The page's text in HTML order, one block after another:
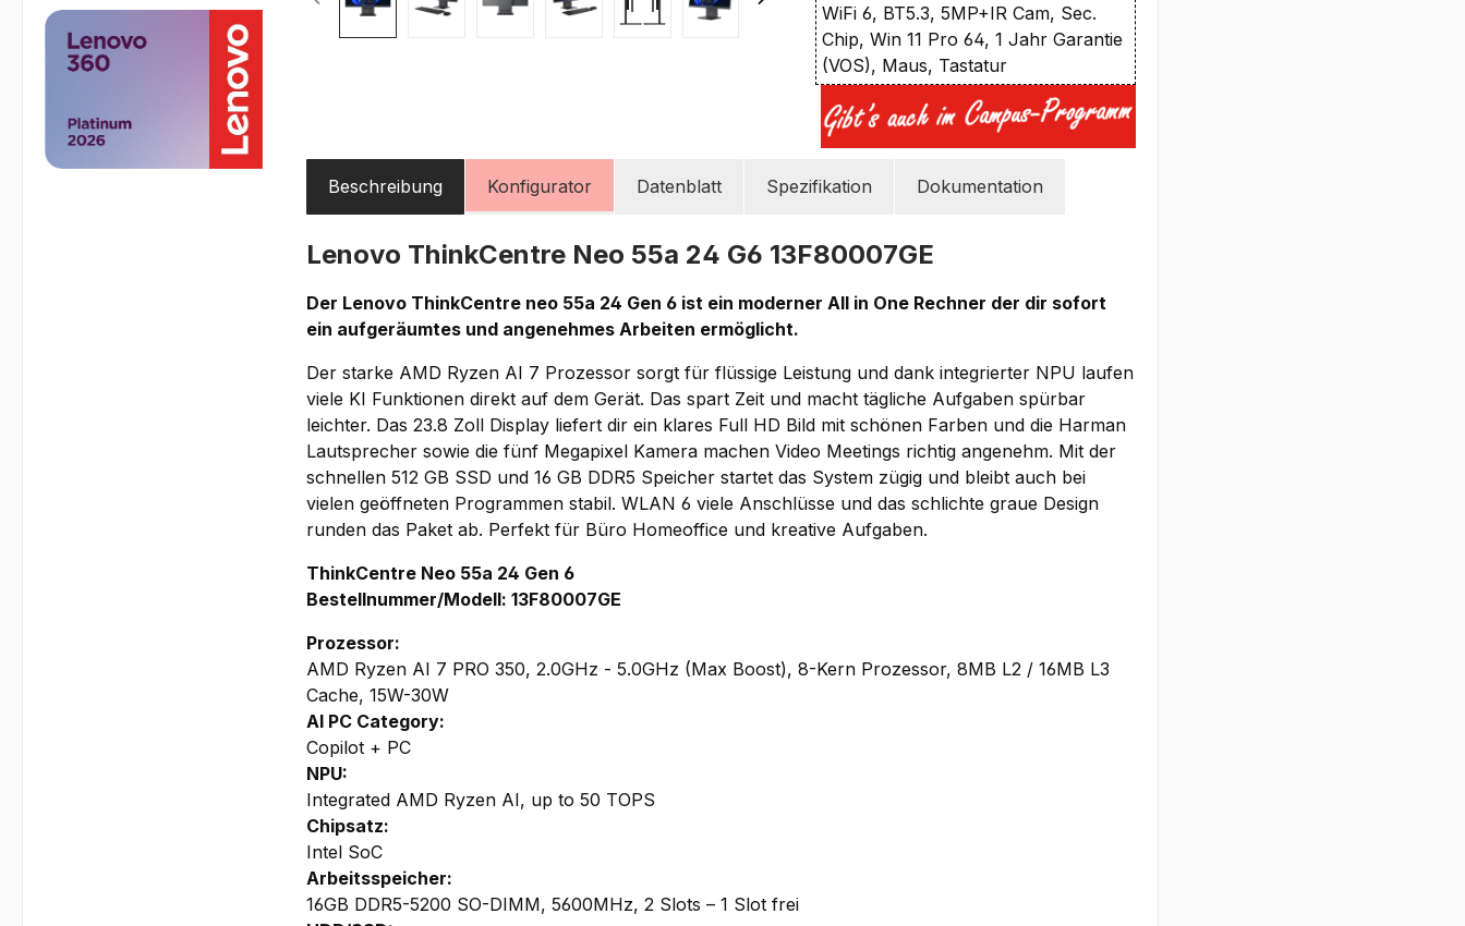
WiFi 6, BT5.3, 5MP+IR Cam, Sec.
Chip, Win 11 Pro 64, 1 Jahr Garantie
(VOS), Maus, Tastatur
Beschreibung Konfigurator Datenblatt Spezifikation Dokumentation
Lenovo ThinkCentre Neo 55a 24 G6 13F80007GE
Der Lenovo ThinkCentre neo 55a 24 Gen 6 ist ein moderner All in One Rechner der dir sofort
ein aufgeräumtes und angenehmes Arbeiten ermöglicht.
Der starke AMD Ryzen AI 7 Prozessor sorgt für flüssige Leistung und dank integrierter NPU laufen
viele KI Funktionen direkt auf dem Gerät. Das spart Zeit und macht tägliche Aufgaben spürbar
leichter. Das 23.8 Zoll Display liefert dir ein klares Full HD Bild mit schönen Farben und die Harman
Lautsprecher sowie die fünf Megapixel Kamera machen Video Meetings richtig angenehm. Mit der
schnellen 512 GB SSD und 16 GB DDR5 Speicher startet das System zügig und bleibt auch bei
vielen geöffneten Programmen stabil. WLAN 6 viele Anschlüsse und das schlichte graue Design
runden das Paket ab. Perfekt für Büro Homeoffice und kreative Aufgaben.
ThinkCentre Neo 55a 24 Gen 6
Bestellnummer/Modell:13F80007GE
Prozessor:
AMD Ryzen AI 7 PRO 350, 2.0GHz - 5.0GHz (Max Boost), 8-Kern Prozessor, 8MB L2 / 16MB L3
Cache, 15W-30W
AI PC Category:
Copilot + PC
NPU:
Integrated AMD Ryzen AI, up to 50 TOPS
Chipsatz:
Intel SoC
Arbeitsspeicher:
16GB DDR5-5200 SO-DIMM, 5600MHz, 2 Slots – 1 Slot frei